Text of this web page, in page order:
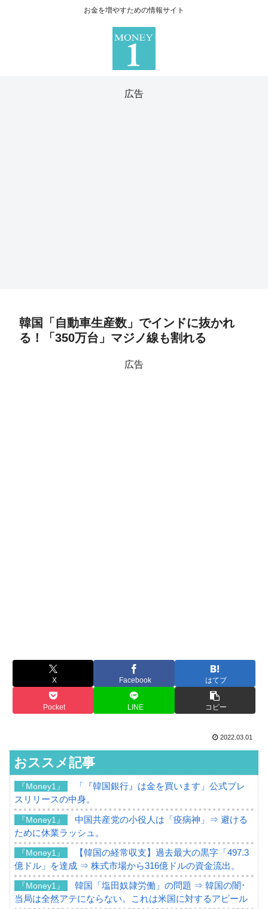
お金を増やすための情報サイト
広告
韓国「自動車生産数」でインドに抜かれ
る！「350万台」マジノ線も割れる
広告
X Facebook はてブ
Pocket LINE コピー
2022.03.01
おススメ記事
『Money1』
「『韓国銀行』は金を買います」公式プレ
スリリースの中身。
『Money1』
中国共産党の小役人は「疫病神」⇒ 避ける
ために休業ラッシュ。
『Money1』
【韓国の経常収支】過去最大の黒字「497.3
億ドル」を達成 ⇒ 株式市場から316億ドルの資金流出。
『Money1』
韓国「塩田奴隷労働」の問題 ⇒ 韓国の闇･
当局は全然アテにならない。これは米国に対するアピール